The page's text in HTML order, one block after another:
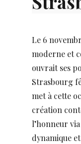
Le 6
moderne et
ouvrait ses
Strasbourg
met à cette
création
l’honneur
dynamique